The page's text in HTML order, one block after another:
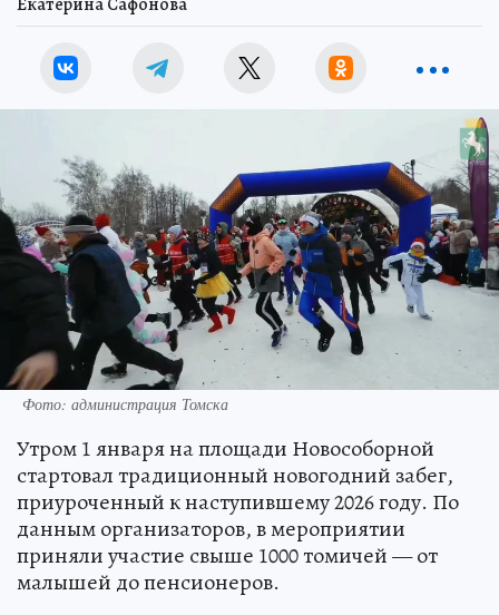
Фото: администрация Томска
Утром 1 января на площади Новособорной
стартовал традиционный новогодний забег,
приуроченный к наступившему 2026 году. По
данным организаторов, в мероприятии
приняли участие свыше 1000 томичей — от
малышей до пенсионеров.